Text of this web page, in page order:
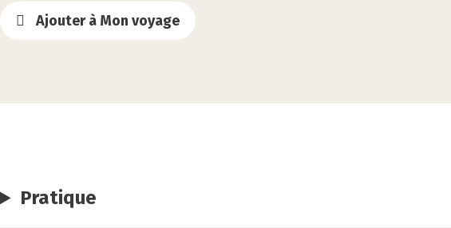
Ajouter à Mon voyage
Pratique